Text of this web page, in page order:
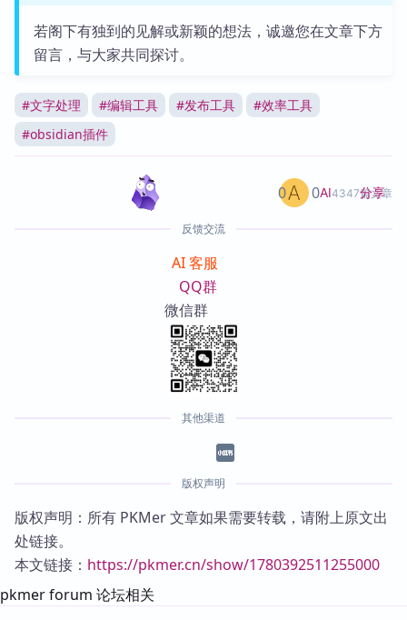
若阁下有独到的见解或新颖的想法，诚邀您在文章下方
留言，与大家共同探讨。
#文字处理 #编辑工具 #发布工具 #效率工具
#obsidian插件
AI4347篇文章
0 0 分享
反馈交流
AI 客服
QQ群
微信群
其他渠道
版权声明
版权声明：所有 PKMer 文章如果需要转载，请附上原文出
处链接。
本文链接： https://pkmer.cn/show/1780392511255000
pkmer forum 论坛相关